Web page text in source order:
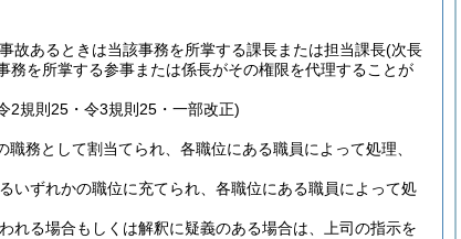
故あるときは当該事務を所掌する課長または担当課長(次長
務を所掌する参事または係長がその権限を代理することが
2規則25・令3規則25・一部改正)
務として割当てられ、各職位にある職員によって処理、
いずれかの職位に充てられ、各職位にある職員によって処
れる場合もしくは解釈に疑義のある場合は、上司の指示を